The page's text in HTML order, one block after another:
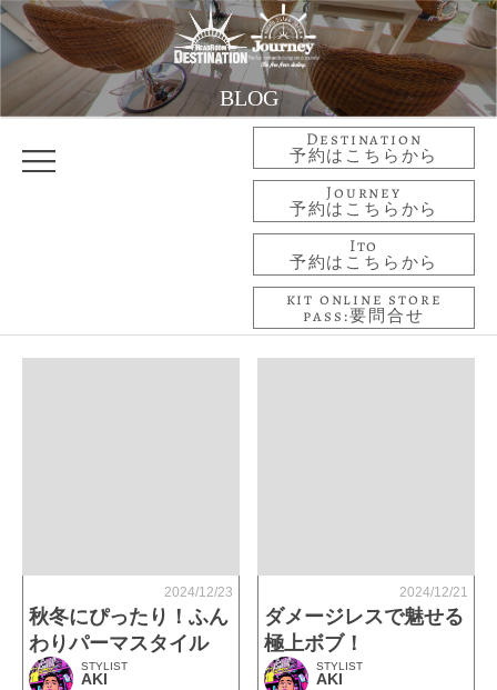
BLOG
Destination
予約はこちらから
Journey
予約はこちらから
Ito
予約はこちらから
kit online store
pass:要問合せ
2024/12/23
秋冬にぴったり！ふん
わりパーマスタイル
STYLIST
AKI
2024/12/21
ダメージレスで魅せる
極上ボブ！
STYLIST
AKI